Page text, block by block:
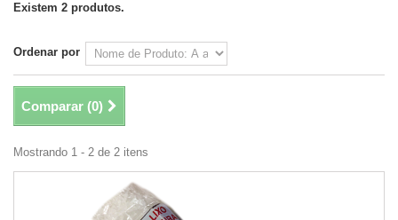
Existem 2 produtos.
Ordenar por
Comparar (0)
Mostrando 1 - 2 de 2 itens